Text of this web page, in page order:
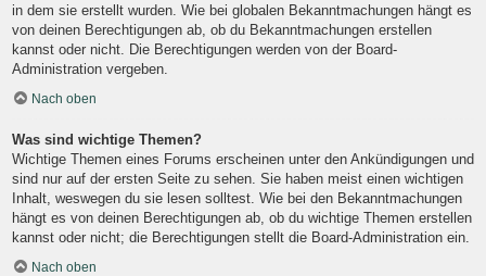
in dem sie erstellt wurden. Wie bei globalen Bekanntmachungen hängt es
von deinen Berechtigungen ab, ob du Bekanntmachungen erstellen
kannst oder nicht. Die Berechtigungen werden von der Board-
Administration vergeben.
Nach oben
Was sind wichtige Themen?
Wichtige Themen eines Forums erscheinen unter den Ankündigungen und
sind nur auf der ersten Seite zu sehen. Sie haben meist einen wichtigen
Inhalt, weswegen du sie lesen solltest. Wie bei den Bekanntmachungen
hängt es von deinen Berechtigungen ab, ob du wichtige Themen erstellen
kannst oder nicht; die Berechtigungen stellt die Board-Administration ein.
Nach oben